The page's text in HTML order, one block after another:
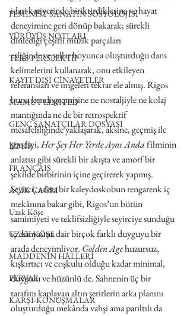
FEMİNİST SANATIN SOSYOLOJİSİ
YÜRÜYÜŞ NOTLARI
TERS PERSPEKTİF
KAYIT DIŞI CİNAYETLER
MAMUT LIMITED
GENÇ SANATÇILAR DOSYASI
İZMİR
FRANÇAIS
AÇIK ÇAĞRI
Uzak Köşe
UZAK KÖŞE
MADDENİN HALLERİ
PERVAZ
KARŞI-KONUŞMALAR
idari kariyerinde biriktirdiklerine ve hayat
deneyimine geri dönüp bakarak; sürekli
dinlediği çeşitli müzik parçaları
eşliğinde ve yıllar boyunca oluşturduğu dans
kelimelerini kullanarak, onu etkileyen
referansları ve imgeleri tekrar ele almış. Rigos
bunu kendi geçmişine ne nostaljiyle ne kolaj
mantığında ne de bir retrospektif
mesafeliliğinde yaklaşarak, aksine, geçmiş ile
şimdiyi, Her Şey Her Yerde Aynı Anda filminin
anlatısı gibi sürekli bir akışta ve amorf bir
şekilde birbirinin içine geçirerek yapmış.
Seyirci, adeta bir kaleydoskobun rengarenk iç
mekânına bakar gibi, Rigos’un bütün
samimiyeti ve teklifsizliğiyle seyirciye sunduğu
iç dünyasına dair birçok farklı duyguyu bir
arada deneyimliyor. Golden Age huzursuz,
kışkırtıcı ve coşkulu olduğu kadar minimal,
duygulu ve hüzünlü de. Sahnenin üç bir
tarafını kaplayan altın şeritlerin arka planını
oluşturduğu mekânda vahşi ama parıltılı da